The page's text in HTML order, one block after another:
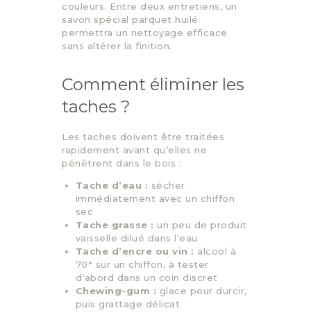
couleurs. Entre deux entretiens, un
savon spécial parquet huilé
permettra un nettoyage efficace
sans altérer la finition.
Comment éliminer les
taches ?
Les taches doivent être traitées
rapidement avant qu’elles ne
pénètrent dans le bois :
Tache d’eau : sécher
immédiatement avec un chiffon
sec
Tache grasse : un peu de produit
vaisselle dilué dans l’eau
Tache d’encre ou vin : alcool à
70° sur un chiffon, à tester
d’abord dans un coin discret
Chewing-gum : glace pour durcir,
puis grattage délicat